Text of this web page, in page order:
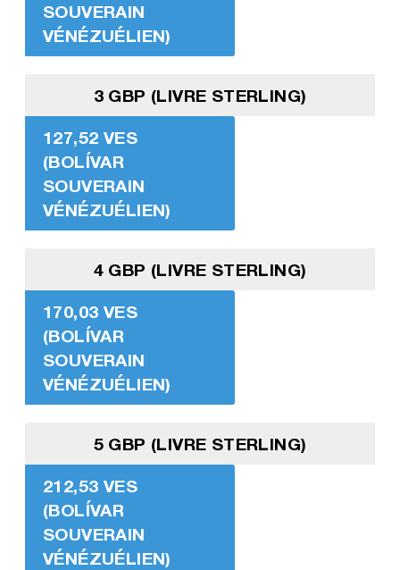
SOUVERAIN
VÉNÉZUÉLIEN)
3 GBP (LIVRE STERLING)
127,52 VES
(BOLÍVAR
SOUVERAIN
VÉNÉZUÉLIEN)
4 GBP (LIVRE STERLING)
170,03 VES
(BOLÍVAR
SOUVERAIN
VÉNÉZUÉLIEN)
5 GBP (LIVRE STERLING)
212,53 VES
(BOLÍVAR
SOUVERAIN
VÉNÉZUÉLIEN)